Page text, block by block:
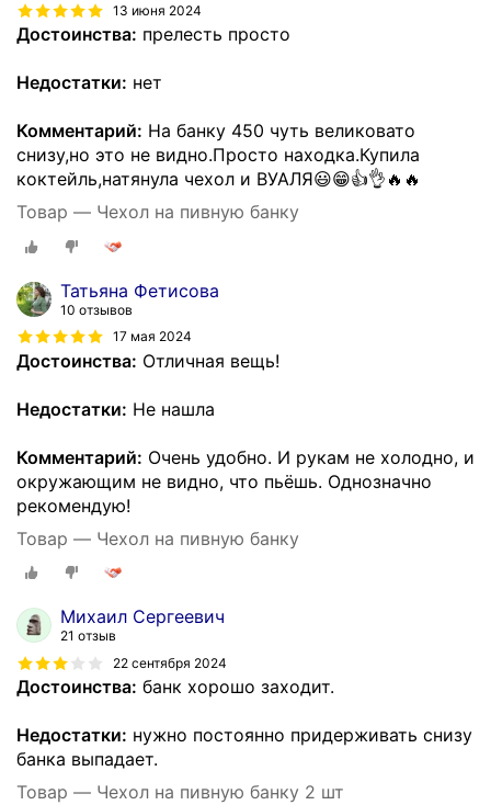
13 июня 2024
Достоинства: прелесть просто
Недостатки: нет
Комментарий: На банку 450 чуть великовато
снизу,но это не видно.Просто находка.Купила
коктейль,натянула чехол и ВУАЛЯ😃😁👍👌🔥🔥
Товар — Чехол на пивную банку
Татьяна Фетисова
10 отзывов
17 мая 2024
Достоинства: Отличная вещь!
Недостатки: Не нашла
Комментарий: Очень удобно. И рукам не холодно, и
окружающим не видно, что пьёшь. Однозначно
рекомендую!
Товар — Чехол на пивную банку
Михаил Сергеевич
21 отзыв
22 сентября 2024
Достоинства: банк хорошо заходит.
Недостатки: нужно постоянно придерживать снизу
банка выпадает.
Товар — Чехол на пивную банку 2 шт